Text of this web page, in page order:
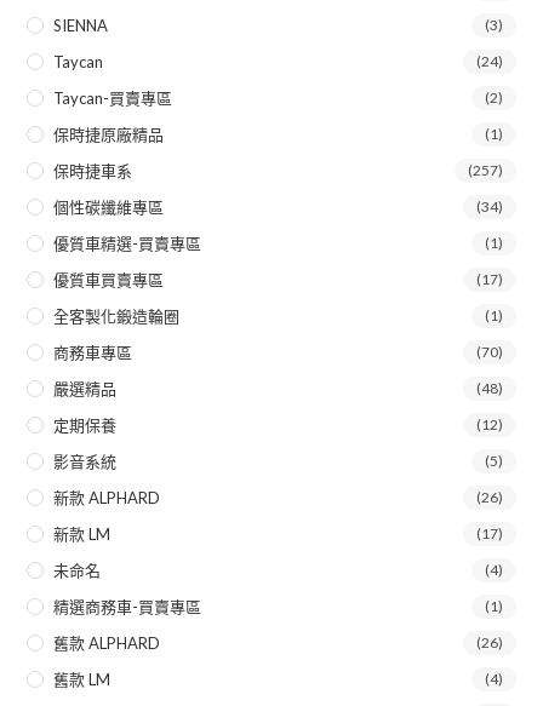
SIENNA (3)
Taycan (24)
Taycan-買賣專區 (2)
保時捷原廠精品 (1)
保時捷車系 (257)
個性碳纖維專區 (34)
優質車精選-買賣專區 (1)
優質車買賣專區 (17)
全客製化鍛造輪圈 (1)
商務車專區 (70)
嚴選精品 (48)
定期保養 (12)
影音系統 (5)
新款 ALPHARD (26)
新款 LM (17)
未命名 (4)
精選商務車-買賣專區 (1)
舊款 ALPHARD (26)
舊款 LM (4)